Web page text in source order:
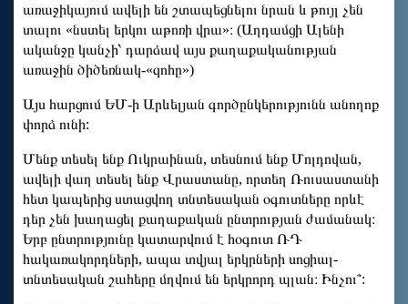
առաջիկայում ավելի են շտապեցնելու նրան և թույլ չեն
տալու «նստել երկու աթոռի վրա»։ (Աղդամցի Ալենի
ականջը կանչի՝ դարձավ այս քաղաքականության
առաջին ծիծեռնակ-«զոհը»)
Այս հարցում ԵՄ-ի Արևելյան գործընկերությունն անողոք
փորձ ունի:
Մենք տեսել ենք Ուկրաինան, տեսնում ենք Մոլդովան,
ավելի վաղ տեսել ենք Վրաստանը, որտեղ Ռուսաստանի
հետ կապերից ստացվող տնտեսական օգուտները որևէ
դեր չեն խաղացել քաղաքական ընտրության ժամանակ։
Երբ ընտրությունը կատարվում է հօգուտ ՌԴ
հակառակորդների, ապա տվյալ երկրների սոցիալ-
տնտեսական շահերը մղվում են երկրորդ պլան։ Ինչու՞: